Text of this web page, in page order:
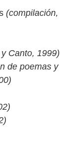
(compilación,
Canto, 1999)
de poemas y